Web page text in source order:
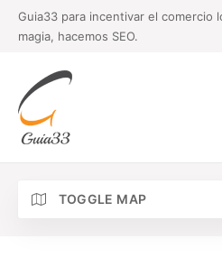
Guia33 para incentivar el comercio
magia, hacemos SEO.
TOGGLE MAP